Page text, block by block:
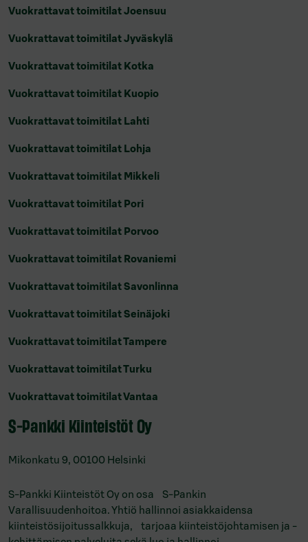
Vuokrattavat toimitilat Joensuu
Vuokrattavat toimitilat Jyväskylä
Vuokrattavat toimitilat Kotka
Vuokrattavat toimitilat Kuopio
Vuokrattavat toimitilat Lahti
Vuokrattavat toimitilat Lohja
Vuokrattavat toimitilat Mikkeli
Vuokrattavat toimitilat Pori
Vuokrattavat toimitilat Porvoo
Vuokrattavat toimitilat Rovaniemi
Vuokrattavat toimitilat Savonlinna
Vuokrattavat toimitilat Seinäjoki
Vuokrattavat toimitilat Tampere
Vuokrattavat toimitilat Turku
Vuokrattavat toimitilat Vantaa
S-Pankki Kiinteistöt Oy
Mikonkatu 9, 00100 Helsinki
S-Pankki Kiinteistöt Oy on osa S-Pankin
Varallisuudenhoitoa. Yhtiö hallinnoi asiakkaidensa
kiinteistösijoitussalkkuja, tarjoaa kiinteistöjohtamisen ja -